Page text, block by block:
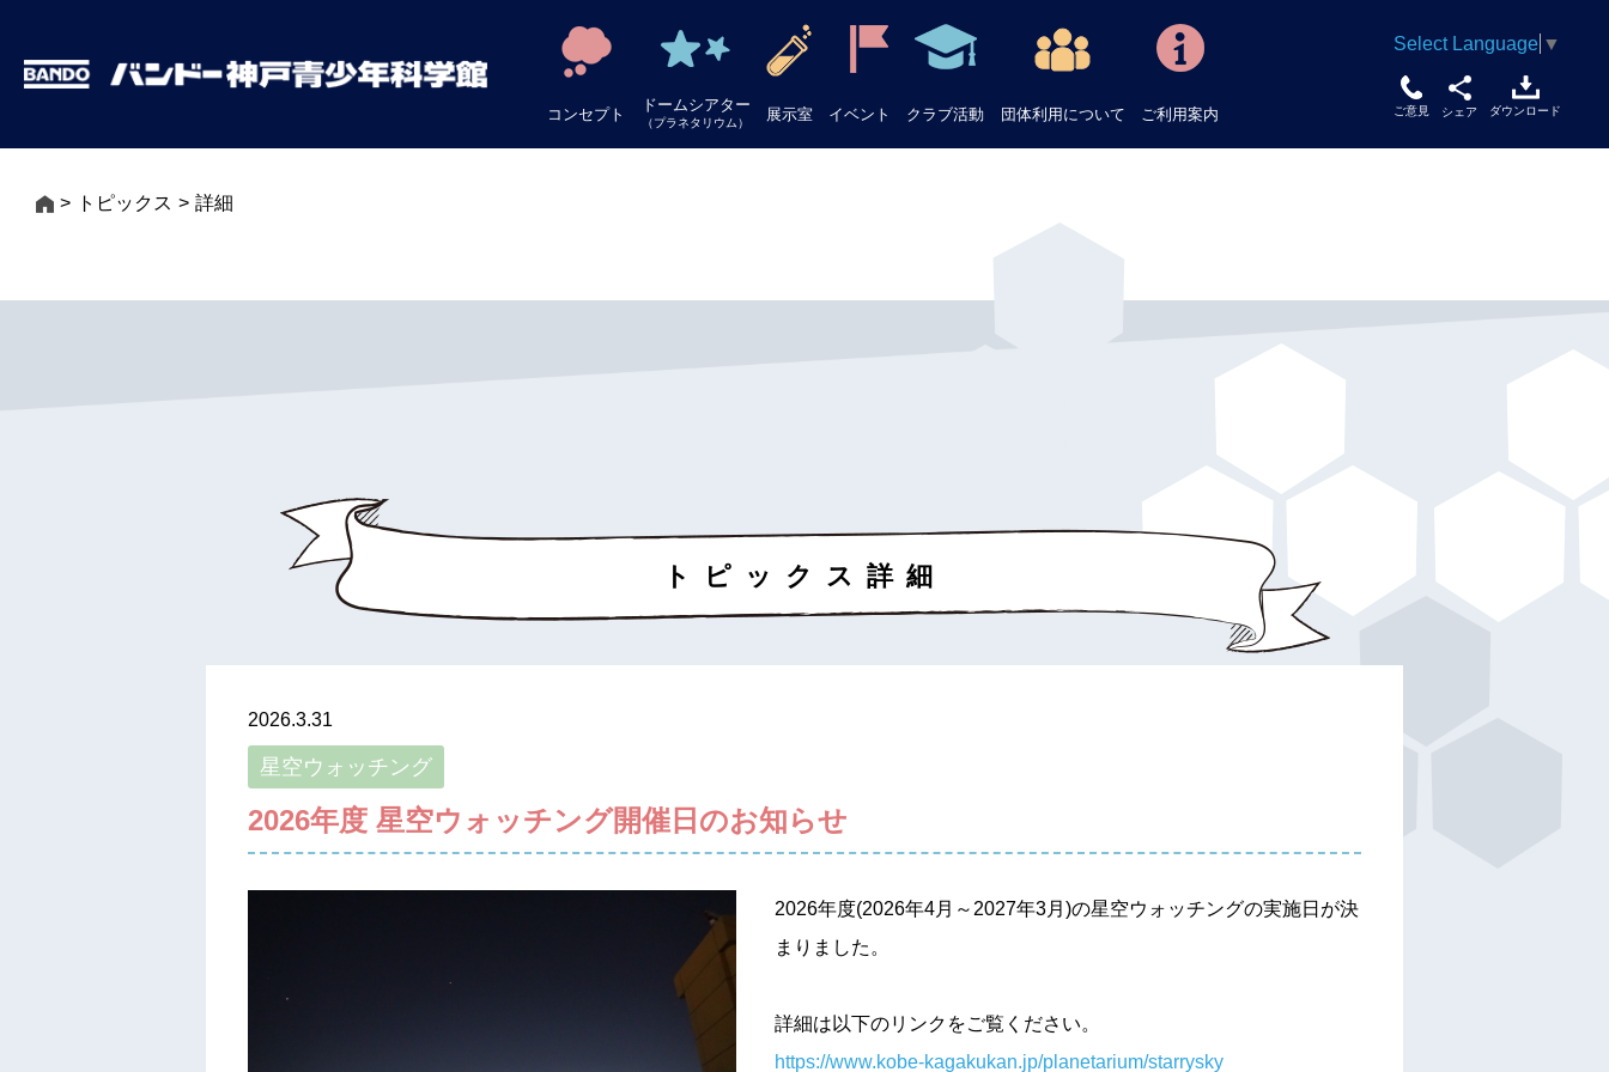
コンセプト
ドームシアター
（プラネタリウム） 展示室 イベント クラブ活動 団体利用について ご利用案内 ご意見 シェア ダウンロード
Select Language ▼
トピックス 詳細
トピックス詳細
2026.3.31
星空ウォッチング
2026年度 星空ウォッチング開催日のお知らせ
2026年度(2026年4月～2027年3月)の星空ウォッチングの実施日が決
まりました。
詳細は以下のリンクをご覧ください。
https://www.kobe-kagakukan.jp/planetarium/starrysky